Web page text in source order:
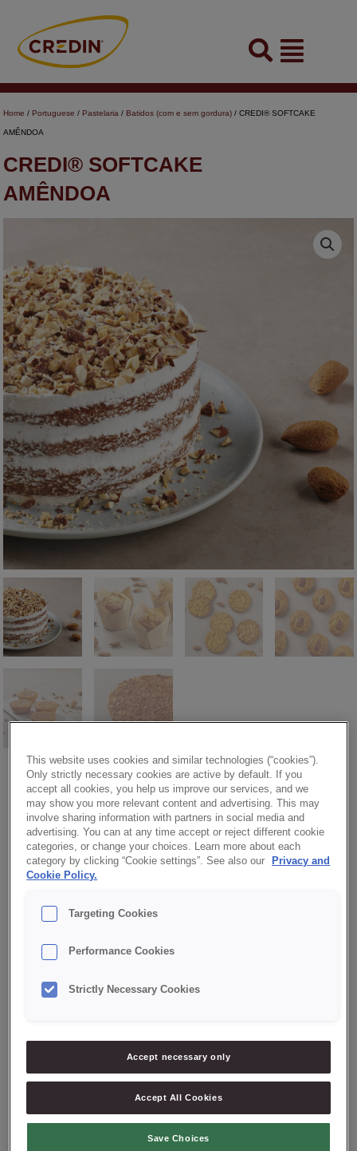
content
Flyout
Menu
Home / Portuguese / Pastelaria / Batidos (com e sem gordura) / CREDI® SOFTCAKE
AMÊNDOA
CREDI® SOFTCAKE
AMÊNDOA
CREDI® SOFTCAKE AMÊNDOA
Base com sabor e cor a amêndoa. Contém farinha e pedaços
de amêndoa.
✔ Produto completo
VEJA AQUI O FOLHETO!
This website uses cookies and similar technologies (“cookies”).
Only strictly necessary cookies are active by default. If you
accept all cookies, you help us improve our services, and we
may show you more relevant content and advertising. This may
involve sharing information with partners in social media and
advertising. You can at any time accept or reject different cookie
categories, or change your choices. Learn more about each
category by clicking “Cookie settings”. See also our
Privacy and
Cookie Policy.
Targeting Cookies
Performance Cookies
Strictly Necessary Cookies
Accept necessary only
Accept All Cookies
Save Choices